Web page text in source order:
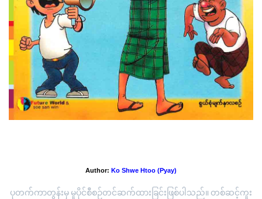
Author: Ko Shwe Htoo (Pyay)
ပုတက်ကာတွန်းမှ မူပိုင်စီစဉ်တင်ဆက်ထားခြင်းဖြစ်ပါသည်။ တစ်ဆင့်ကူး